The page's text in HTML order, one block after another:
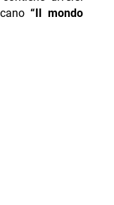
“Il mondo